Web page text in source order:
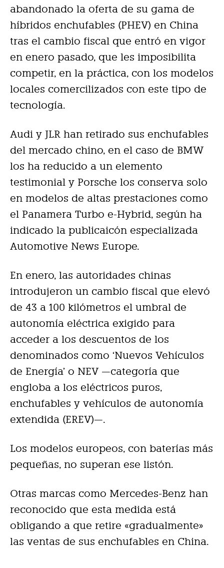
abandonado la oferta de su gama de
híbridos enchufables (PHEV) en China
tras el cambio fiscal que entró en vigor
en enero pasado, que les imposibilita
competir, en la práctica, con los modelos
locales comercilizados con este tipo de
tecnología.
Audi y JLR han retirado sus enchufables
del mercado chino, en el caso de BMW
los ha reducido a un elemento
testimonial y Porsche los conserva solo
en modelos de altas prestaciones como
el Panamera Turbo e-Hybrid, según ha
indicado la publicaicón especializada
Automotive News Europe.
En enero, las autoridades chinas
introdujeron un cambio fiscal que elevó
de 43 a 100 kilómetros el umbral de
autonomía eléctrica exigido para
acceder a los descuentos de los
denominados como ‘Nuevos Vehículos
de Energía’ o NEV —categoría que
engloba a los eléctricos puros,
enchufables y vehículos de autonomía
extendida (EREV)—.
Los modelos europeos, con baterías más
pequeñas, no superan ese listón.
Otras marcas como Mercedes-Benz han
reconocido que esta medida está
obligando a que retire «gradualmente»
las ventas de sus enchufables en China.